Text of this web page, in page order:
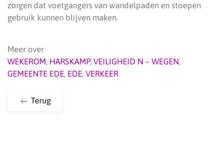
zorgen dat voetgangers van wandelpaden en stoepen
gebruik kunnen blijven maken.
Meer over
WEKEROM, HARSKAMP, VEILIGHEID N – WEGEN,
GEMEENTE EDE, EDE, VERKEER
Terug